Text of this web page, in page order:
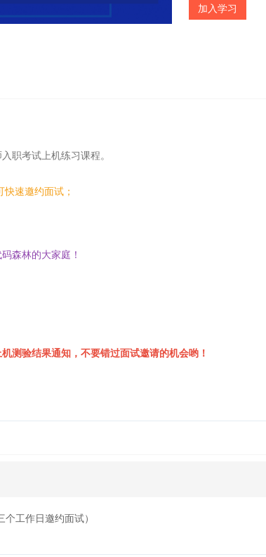
加入学习
职考试上机练习课程。
速邀约面试；
森林的大家庭！
测验结果通知，不要错过面试邀请的机会哟！
工作日邀约面试）